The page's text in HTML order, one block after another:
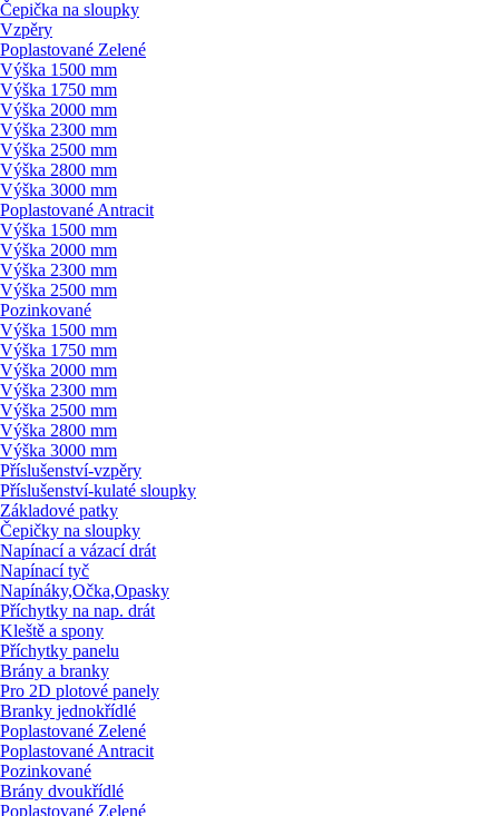
Čepička na sloupky
Vzpěry
Poplastované Zelené
Výška 1500 mm
Výška 1750 mm
Výška 2000 mm
Výška 2300 mm
Výška 2500 mm
Výška 2800 mm
Výška 3000 mm
Poplastované Antracit
Výška 1500 mm
Výška 2000 mm
Výška 2300 mm
Výška 2500 mm
Pozinkované
Výška 1500 mm
Výška 1750 mm
Výška 2000 mm
Výška 2300 mm
Výška 2500 mm
Výška 2800 mm
Výška 3000 mm
Příslušenství-vzpěry
Příslušenství-kulaté sloupky
Základové patky
Čepičky na sloupky
Napínací a vázací drát
Napínací tyč
Napínáky,Očka,Opasky
Příchytky na nap. drát
Kleště a spony
Příchytky panelu
Brány a branky
Pro 2D plotové panely
Branky jednokřídlé
Poplastované Zelené
Poplastované Antracit
Pozinkované
Brány dvoukřídlé
Poplastované Zelené